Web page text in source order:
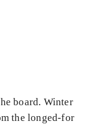
board. Winter
the longed-for